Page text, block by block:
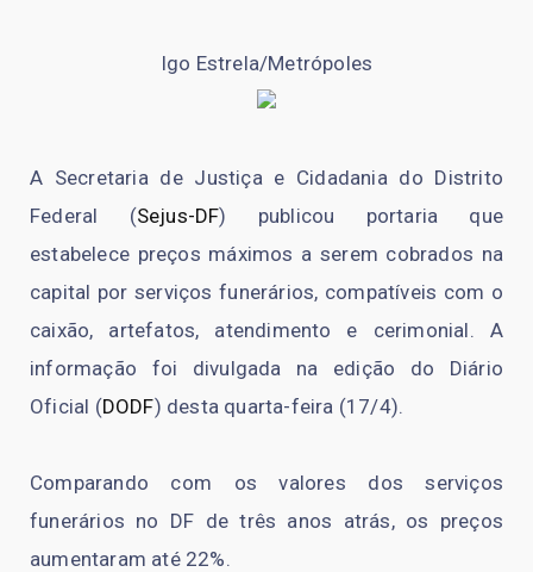
Igo Estrela/Metrópoles
A Secretaria de Justiça e Cidadania do Distrito
Federal (Sejus-DF) publicou portaria que
estabelece preços máximos a serem cobrados na
capital por serviços funerários, compatíveis com o
caixão, artefatos, atendimento e cerimonial. A
informação foi divulgada na edição do Diário
Oficial (DODF) desta quarta-feira (17/4).
Comparando com os valores dos serviços
funerários no DF de três anos atrás, os preços
aumentaram até 22%.